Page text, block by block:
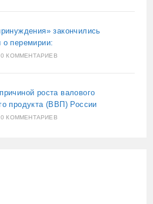
закончились
о перемирии:
0 КОММЕНТАРИЕВ
роста валового
продукта (ВВП) России
0 КОММЕНТАРИЕВ